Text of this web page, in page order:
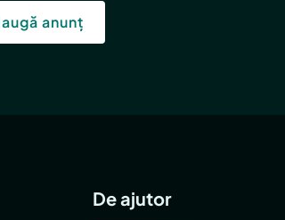
anunț
De ajutor